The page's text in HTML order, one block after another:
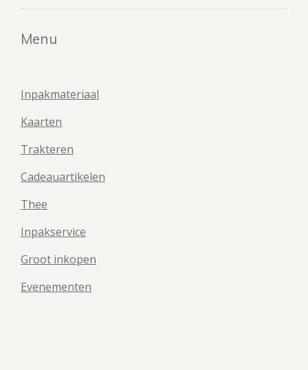
Menu
Inpakmateriaal
Kaarten
Trakteren
Cadeauartikelen
Thee
Inpakservice
Groot inkopen
Evenementen